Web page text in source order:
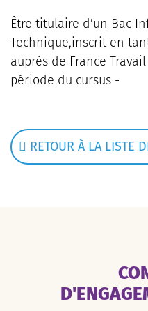
Être titulaire d’un Bac
Technique,inscrit en
auprès de France
période du cursus -
RETOUR À LA LISTE